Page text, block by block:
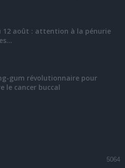
12 août : attention à la pénurie
gum révolutionnaire pour
le cancer buccal
5064